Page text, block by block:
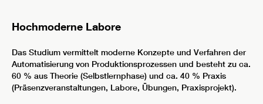
Hochmoderne Labore
Das Studium vermittelt moderne Konzepte und Verfahren der
Automatisierung von Produktionsprozessen und besteht zu ca.
60 % aus Theorie (Selbstlernphase) und ca. 40 % Praxis
(Präsenzveranstaltungen, Labore, Übungen, Praxisprojekt).